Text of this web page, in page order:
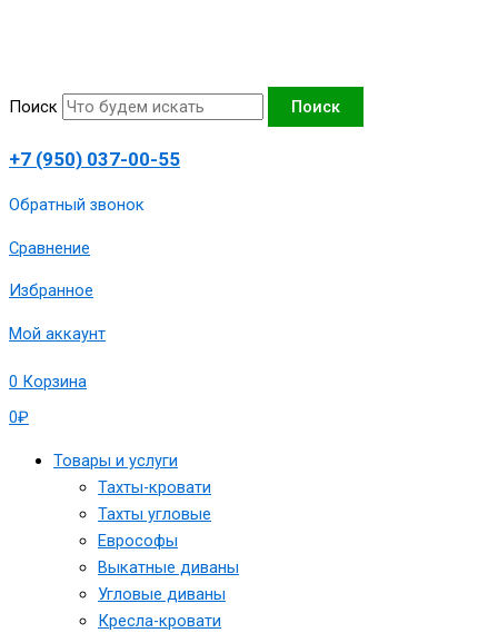
Поиск Поиск
+7 (950) 037-00-55
Обратный звонок
Сравнение
Избранное
Мой аккаунт
0₽
0 Корзина
Товары и услуги
Тахты-кровати
Тахты угловые
Еврософы
Выкатные диваны
Угловые диваны
Кресла-кровати
угловая
"Азалия-3",вид
сп.м,артикул
1980-
140-
7-
Вблсерт